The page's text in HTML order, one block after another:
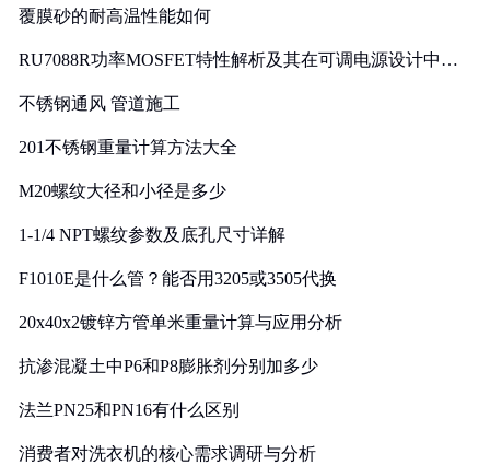
覆膜砂的耐高温性能如何
RU7088R功率MOSFET特性解析及其在可调电源设计中的
不锈钢通风 管道施工
201不锈钢重量计算方法大全
M20螺纹大径和小径是多少
1-1/4 NPT螺纹参数及底孔尺寸详解
F1010E是什么管？能否用3205或3505代换
20x40x2镀锌方管单米重量计算与应用分析
抗渗混凝土中P6和P8膨胀剂分别加多少
法兰PN25和PN16有什么区别
消费者对洗衣机的核心需求调研与分析